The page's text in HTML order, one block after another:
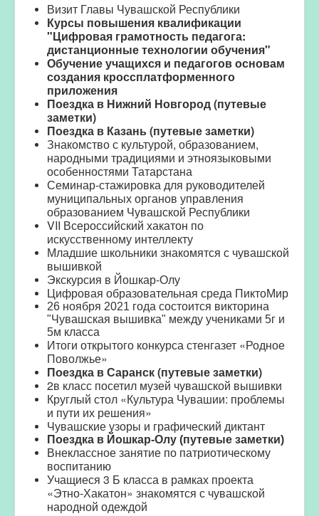
Визит Главы Чувашской Республики
Курсы повышения квалификации
"Цифровая грамотность педагога:
дистанционные технологии обучения"
Обучение учащихся и педагогов основам
создания кроссплатформенного
приложения
Поездка в Нижний Новгород (путевые
заметки)
Поездка в Казань (путевые заметки)
Знакомство с культурой, образованием,
народными традициями и этноязыковыми
особенностями Татарстана
Семинар-стажировка для руководителей
муниципальных органов управления
образованием Чувашской Республики
VII Всероссийский хакатон по
искусственному интеллекту
Младшие школьники знакомятся с чувашской
вышивкой
Экскурсия в Йошкар-Олу
Цифровая образовательная среда ПиктоМир
26 ноября 2021 года состоится викторина
"Чувашская вышивка" между учениками 5г и
5м класса
Итоги открытого конкурса стенгазет «Родное
Поволжье»
Поездка в Саранск (путевые заметки)
2в класс посетил музей чувашской вышивки
Круглый стол «Культура Чувашии: проблемы
и пути их решения»
Чувашские узоры и графический диктант
Поездка в Йошкар-Олу (путевые заметки)
Внеклассное занятие по патриотическому
воспитанию
Учащиеся 3 Б класса в рамках проекта
«Этно-Хакатон» знакомятся с чувашской
народной одеждой